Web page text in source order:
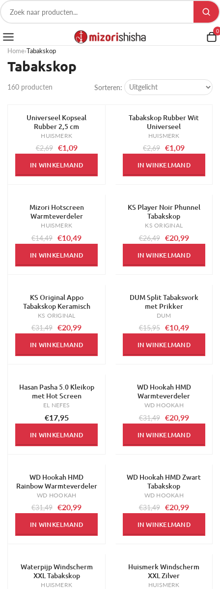
0
Home›Tabakskop
Tabakskop
160 producten Sorteren:
-59%Universeel Kopseal
Rubber 2,5 cm
HUISMERK
€2,69 €1,09
IN WINKELMAND
-59%
Tabakskop Rubber Wit
Universeel
HUISMERK
€2,69 €1,09
IN WINKELMAND
Mizori Hotscreen
Warmteverdeler
HUISMERK
€14,49 €10,49
IN WINKELMAND
-21%
KS Player Noir Phunnel
Tabakskop
KS ORIGINAL
€26,49 €20,99
IN WINKELMAND
KS Original Appo
Tabakskop Keramisch
KS ORIGINAL
€31,49 €20,99
IN WINKELMAND
-34%
DUM Split Tabaksvork
met Prikker
DUM
€15,95 €10,49
IN WINKELMAND
Hasan Pasha 5.0 Kleikop
met Hot Screen
EL NEFES
€17,95
IN WINKELMAND
-33%WD Hookah HMD
Warmteverdeler
WD HOOKAH
€31,49 €20,99
IN WINKELMAND
-33%WD Hookah HMD
Rainbow Warmteverdeler
WD HOOKAH
€31,49 €20,99
IN WINKELMAND
-33%
WD Hookah HMD Zwart
Tabakskop
WD HOOKAH
€31,49 €20,99
IN WINKELMAND
-53%
Waterpijp Windscherm
XXL Tabakskop
HUISMERK
-53%
Huismerk Windscherm
XXL Zilver
HUISMERK